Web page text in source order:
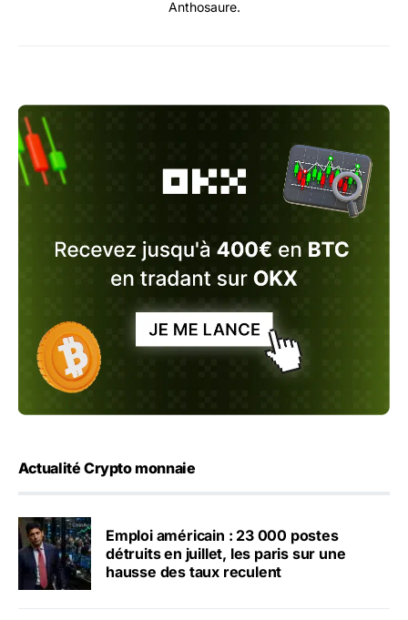
Anthosaure.
Actualité Crypto monnaie
Emploi américain : 23 000 postes
détruits en juillet, les paris sur une
hausse des taux reculent